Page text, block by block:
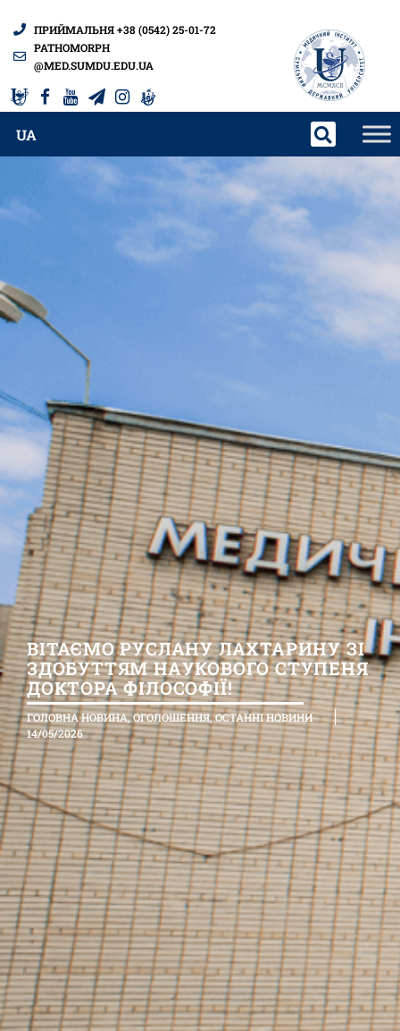
ПРИЙМАЛЬНЯ +38 (0542) 25-01-72
PATHOMORPH
@MED.SUMDU.EDU.UA
UA
ВІТАЄМО РУСЛАНУ ЛАХТАРИНУ ЗІ
ЗДОБУТТЯМ НАУКОВОГО СТУПЕНЯ
ДОКТОРА ФІЛОСОФІЇ!
ГОЛОВНА НОВИНА,ОГОЛОШЕННЯ,ОСТАННІ НОВИНИ
14/05/2026